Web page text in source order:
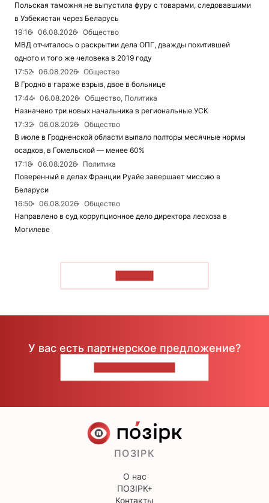
Польская таможня не выпустила фуру с товарами, следовавшими
в Узбекистан через Беларусь
19:16
06.08.2026
Общество
МВД отчиталось о раскрытии дела ОПГ, дважды похитившей
одного и того же человека в 2019 году
17:52
06.08.2026
Общество
В Гродно в гараже взрыв, двое в больнице
17:44
06.08.2026
Общество, Политика
Назначено три новых начальника в региональные УСК
17:32
06.08.2026
Общество
В июле в Гродненской области выпало полторы месячные нормы
осадков, в Гомельской — менее 60%
17:18
06.08.2026
Политика
Поверенный в делах Франции Руайе завершает миссию в
Беларуси
16:50
06.08.2026
Общество
Направлено в суд коррупционное дело директора лесхоза в
Могилеве
У вас есть партнерское предложение?
ПОЗІРК
О нас
ПОЗІРК+
Контакты